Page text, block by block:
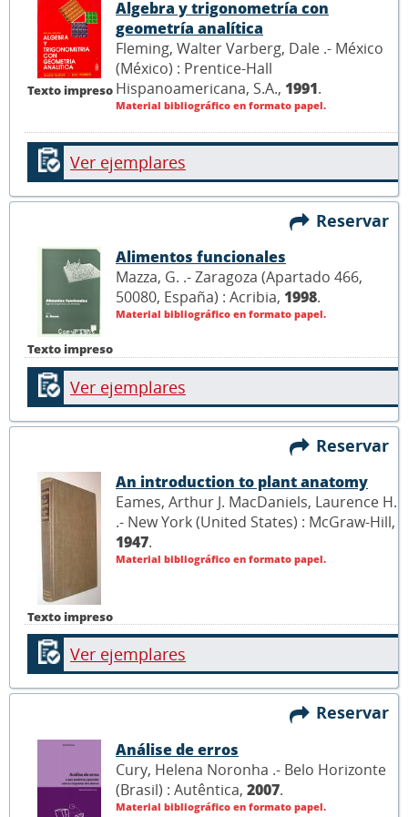
Texto impreso
Algebra y trigonometría con
geometría analítica
Fleming, Walter Varberg, Dale .- México
(México) : Prentice-Hall
Hispanoamericana, S.A., 1991.
Material bibliográfico en formato papel.
Ver ejemplares
Reservar
Texto impreso
Alimentos funcionales
Mazza, G. .- Zaragoza (Apartado 466,
50080, España) : Acribia, 1998.
Material bibliográfico en formato papel.
Ver ejemplares
Reservar
Texto impreso
An introduction to plant anatomy
Eames, Arthur J. MacDaniels, Laurence H.
.- New York (United States) : McGraw-Hill,
1947.
Material bibliográfico en formato papel.
Ver ejemplares
Reservar
Análise de erros
Cury, Helena Noronha .- Belo Horizonte
(Brasil) : Autêntica, 2007.
Material bibliográfico en formato papel.